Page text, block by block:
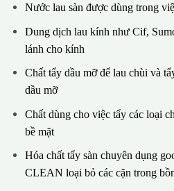
Nước lau sàn được dùng trong
Dung dịch lau kính như Cif,
lánh cho kính
Chất tẩy dầu mỡ để lau chùi và
dầu mỡ
Chất dùng cho việc tẩy các loại
bề mặt
Hóa chất tẩy sàn chuyên dụng
CLEAN loại bỏ các cặn trong